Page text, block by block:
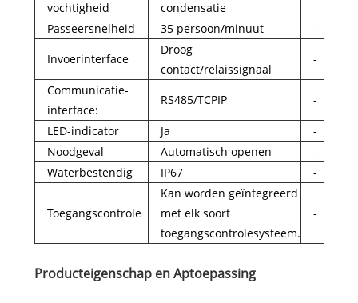
vochtigheid
condensatie
Passeersnelheid 35 persoon/minuut
-
Invoerinterface
Droog
contact/relaissignaal
-
Communicatie-
interface:
RS485/TCPIP -
LED-indicator Ja
-
Noodgeval
Automatisch openen
-
Waterbestendig
IP67 -
Toegangscontrole
Kan worden geïntegreerd
met elk soort
toegangscontrolesysteem.
-
Producteigenschap en Aptoepassing